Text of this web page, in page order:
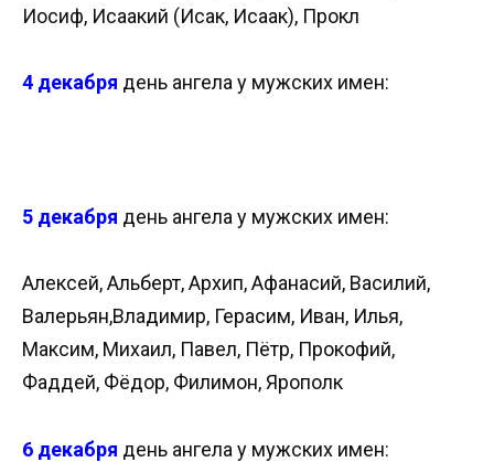
Иосиф, Исаакий (Исак, Исаак), Прокл
4 декабря день ангела у мужских имен:
5 декабря день ангела у мужских имен:
Алексей, Альберт, Архип, Афанасий, Василий,
Валерьян,Владимир, Герасим, Иван, Илья,
Максим, Михаил, Павел, Пётр, Прокофий,
Фаддей, Фёдор, Филимон, Ярополк
6 декабря день ангела у мужских имен: